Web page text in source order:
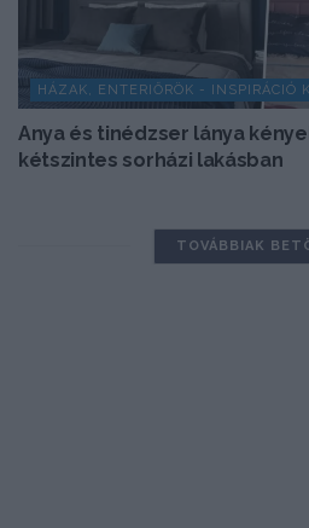
HÁZAK, ENTERIŐRÖK - INSPIRÁCIÓ
Anya és tinédzser lánya
kétszintes sorházi lakásban
TOVÁBBIAK